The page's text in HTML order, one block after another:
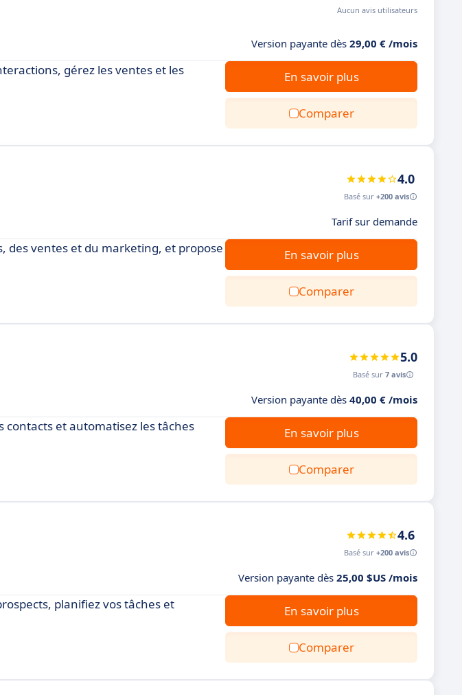
Aucun avis utilisateurs
Version payante dès 29,00 € /mois
gérez les ventes et les
En savoir plus
Comparer
4.0
Basé sur +200 avis
Tarif sur demande
des ventes et du marketing, et propose
En savoir plus
Comparer
5.0
Basé sur 7 avis
Version payante dès 40,00 € /mois
contacts et automatisez les tâches
En savoir plus
Comparer
4.6
Basé sur +200 avis
Version payante dès 25,00 $US /mois
planifiez vos tâches et
En savoir plus
Comparer